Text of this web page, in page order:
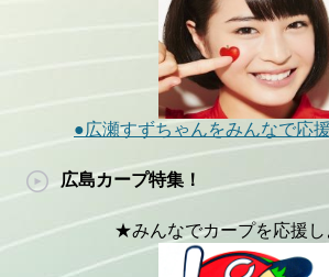
●広瀬すずちゃんをみんなで応
広島カープ特集！
★みんなでカープを応援し